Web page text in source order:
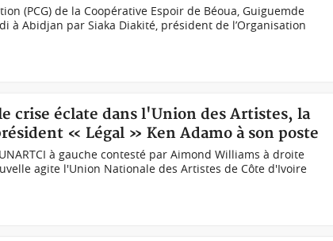
(PCG) de la Coopérative Espoir de Béoua, Guiguemde
à Abidjan par Siaka Diakité, président de l’Organisation
crise éclate dans l'Union des Artistes, la
« Légal » Ken Adamo à son poste
à gauche contesté par Aimond Williams à droite
agite l'Union Nationale des Artistes de Côte d'Ivoire